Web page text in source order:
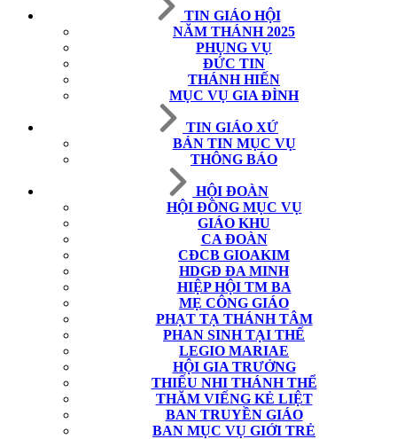
TIN GIÁO HỘI
NĂM THÁNH 2025
PHỤNG VỤ
ĐỨC TIN
THÁNH HIẾN
MỤC VỤ GIA ĐÌNH
TIN GIÁO XỨ
BẢN TIN MỤC VỤ
THÔNG BÁO
HỘI ĐOÀN
HỘI ĐỒNG MỤC VỤ
GIÁO KHU
CA ĐOÀN
CĐCB GIOAKIM
HDGĐ ĐA MINH
HIỆP HỘI TM BA
MẸ CÔNG GIÁO
PHẠT TẠ THÁNH TÂM
PHAN SINH TẠI THẾ
LEGIO MARIAE
HỘI GIA TRƯỞNG
THIẾU NHI THÁNH THỂ
THĂM VIẾNG KẺ LIỆT
BAN TRUYỀN GIÁO
BAN MỤC VỤ GIỚI TRẺ